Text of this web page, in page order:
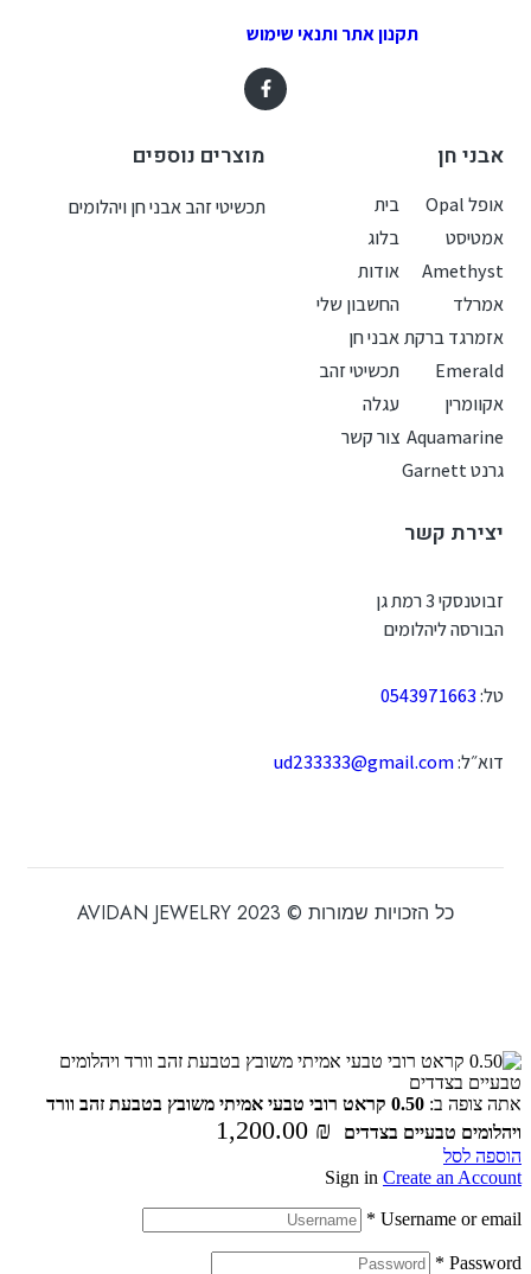
תקנון אתר ותנאי שימוש
אבני חן
אופל Opal
אמטיסט
Amethyst
אמרלד
אזמרגד ברקת
Emerald
אקוומרין
Aquamarine
גרנט Garnett
בית
בלוג
אודות
החשבון שלי
אבני חן
תכשיטי זהב
עגלה
צור קשר
מוצרים נוספים
תכשיטי זהב אבני חן ויהלומים
יצירת קשר
זבוטנסקי 3 רמת גן
הבורסה ליהלומים
טל:0543971663
דוא״ל:ud233333@gmail.com
כל הזכויות שמורות © 2023 AVIDAN JEWELRY
אתה צופה ב:
0.50 קראט רובי טבעי אמיתי משובץ בטבעת זהב וורד
ויהלומים טבעיים בצדדים
1,200.00 ₪
הוספה לסל
Sign in Create an Account
Username or email
*
Password
*